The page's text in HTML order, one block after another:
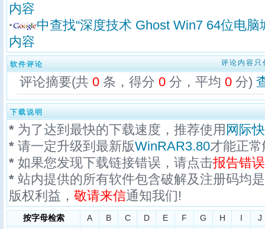
内容
·
中查找“深度技术 Ghost Win7 64位电
内容
软件评论 评论内容只
评论摘要(共 0 条，得分 0 分，平均 0 分)
下载说明
* 为了达到最快的下载速度，推荐使用 网际
* 请一定升级到最新版WinRAR3.80才能正
* 如果您发现下载链接错误，请点击报告错误
* 站内提供的所有软件包含破解及注册码均
版权利益， 敬请来信通知我们!
按字母检索 A B C D E F G H I
J